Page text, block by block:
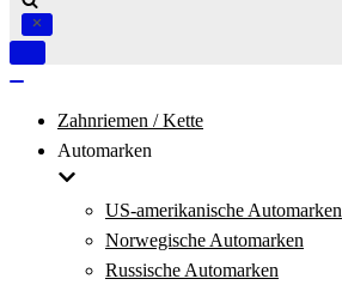
Navigation
Zahnriemen / Kette
Automarken
US-amerikanische Automarken
Norwegische Automarken
Russische Automarken